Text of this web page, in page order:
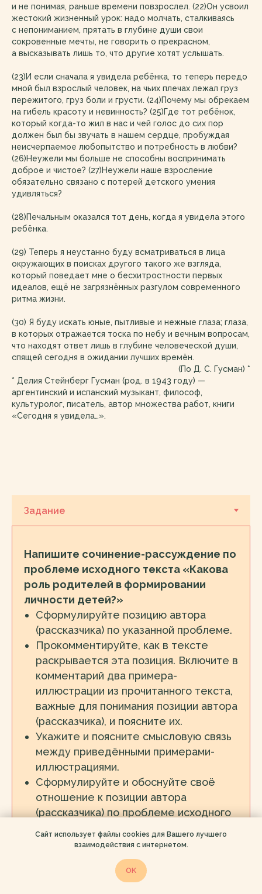
и не понимая, раньше времени повзрослел. (22)Он усвоил
жестокий жизненный урок: надо молчать, сталкиваясь
с непониманием, прятать в глубине души свои
сокровенные мечты, не говорить о прекрасном,
а высказывать лишь то, что другие хотят услышать.
(23)И если сначала я увидела ребёнка, то теперь передо
мной был взрослый человек, на чьих плечах лежал груз
пережитого, груз боли и грусти. (24)Почему мы обрекаем
на гибель красоту и невинность? (25)Где тот ребёнок,
который когда-то жил в нас и чей голос до сих пор
должен был бы звучать в нашем сердце, пробуждая
неисчерпаемое любопытство и потребность в любви?
(26)Неужели мы больше не способны воспринимать
доброе и чистое? (27)Неужели наше взросление
обязательно связано с потерей детского умения
удивляться?
(28)Печальным оказался тот день, когда я увидела этого
ребёнка.
(29) Теперь я неустанно буду всматриваться в лица
окружающих в поисках другого такого же взгляда,
который поведает мне о бесхитростности первых
идеалов, ещё не загрязнённых разгулом современного
ритма жизни.
(30) Я буду искать юные, пытливые и нежные глаза; глаза,
в которых отражается тоска по небу и вечным вопросам,
что находят ответ лишь в глубине человеческой души,
спящей сегодня в ожидании лучших времён.
(По Д. С. Гусман) *
* Делия Стейнберг Гусман (род. в 1943 году) —
аргентинский и испанский музыкант, философ,
культуролог, писатель, автор множества работ, книги
«Сегодня я увидела…».
Напишите сочинение-рассуждение по
проблеме исходного текста «Какова
роль родителей в формировании
личности детей?»
Сформулируйте позицию автора
(рассказчика) по указанной проблеме.
Прокомментируйте, как в тексте
раскрывается эта позиция. Включите в
комментарий два примера-
иллюстрации из прочитанного текста,
важные для понимания позиции автора
(рассказчика), и поясните их.
Укажите и поясните смысловую связь
между приведёнными примерами-
иллюстрациями.
Сформулируйте и обоснуйте своё
отношение к позиции автора
(рассказчика) по проблеме исходного
пример-аргумент, опираясь на
читательский, историко-культурный
или жизненный опыт.
Сайт использует файлы cookies для Вашего лучшего
взаимодействия с интернетом.
OK